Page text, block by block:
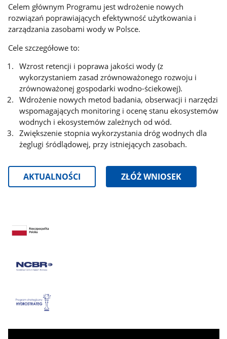
Celem głównym Programu jest wdrożenie nowych
rozwiązań poprawiających efektywność użytkowania i
zarządzania zasobami wody w Polsce.
Cele szczegółowe to:
Wzrost retencji i poprawa jakości wody (z
wykorzystaniem zasad zrównoważonego rozwoju i
zrównoważonej gospodarki wodno-ściekowej).
Wdrożenie nowych metod badania, obserwacji i narzędzi
wspomagających monitoring i ocenę stanu ekosystemów
wodnych i ekosystemów zależnych od wód.
Zwiększenie stopnia wykorzystania dróg wodnych dla
żeglugi śródlądowej, przy istniejących zasobach.
AKTUALNOŚCI ZŁÓŻ WNIOSEK